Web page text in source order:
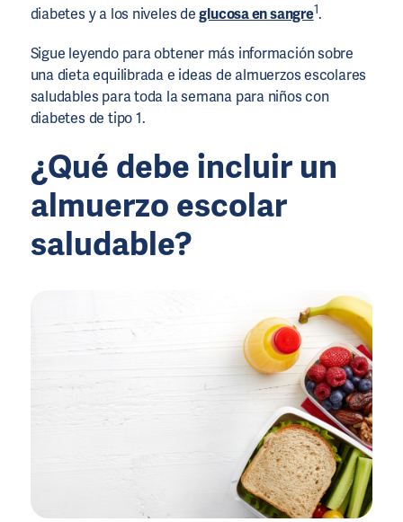
diabetes y a los niveles deglucosa en sangre1.
Sigue leyendo para obtener más información sobre
una dieta equilibrada e ideas de almuerzos escolares
saludables para toda la semana para niños con
diabetes de tipo 1.
¿Qué debe incluir un
almuerzo escolar
saludable?